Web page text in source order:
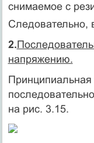
снимаемое с
Следовательно,
2.
напряжению.
Принципиальная
на рис. 3.15.